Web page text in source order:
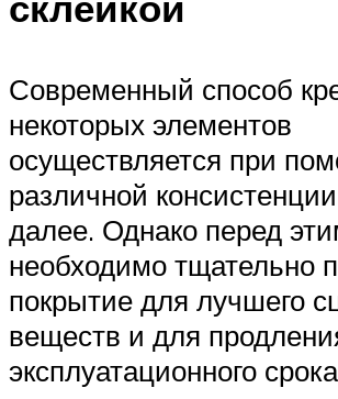
Современный способ
некоторых элементов
осуществляется при
различной
далее. Однако перед
необходимо тщательно
покрытие для лучшего
веществ и для
эксплуатационного